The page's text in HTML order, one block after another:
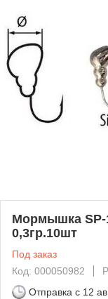
Мормышка SP-
0,3гр.10шт
Под заказ
Код: 000050982
Отправка с 12